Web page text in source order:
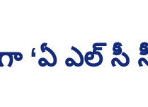
‘ఏ ఎల్